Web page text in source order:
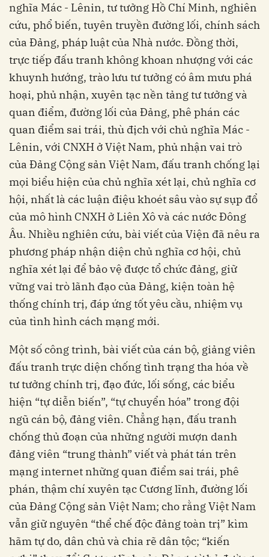
nghĩa Mác - Lênin, tư tưởng Hồ Chí Minh, nghiên
cứu, phổ biến, tuyên truyền đường lối, chính sách
của Đảng, pháp luật của Nhà nước. Đồng thời,
trực tiếp đấu tranh không khoan nhượng với các
khuynh hướng, trào lưu tư tưởng có âm mưu phá
hoại, phủ nhận, xuyên tạc nền tảng tư tưởng và
quan điểm, đường lối của Đảng, phê phán các
quan điểm sai trái, thù địch với chủ nghĩa Mác -
Lênin, với CNXH ở Việt Nam, phủ nhận vai trò
của Đảng Cộng sản Việt Nam, đấu tranh chống lại
mọi biểu hiện của chủ nghĩa xét lại, chủ nghĩa cơ
hội, nhất là các luận điệu khoét sâu vào sự sụp đổ
của mô hình CNXH ở Liên Xô và các nước Đông
Âu. Nhiều nghiên cứu, bài viết của Viện đã nêu ra
phương pháp nhận diện chủ nghĩa cơ hội, chủ
nghĩa xét lại để bảo vệ được tổ chức đảng, giữ
vững vai trò lãnh đạo của Đảng, kiện toàn hệ
thống chính trị, đáp ứng tốt yêu cầu, nhiệm vụ
của tình hình cách mạng mới.
Một số công trình, bài viết của cán bộ, giảng viên
đấu tranh trực diện chống tình trạng tha hóa về
tư tưởng chính trị, đạo đức, lối sống, các biểu
hiện “tự diễn biến”, “tự chuyển hóa” trong đội
ngũ cán bộ, đảng viên. Chẳng hạn, đấu tranh
chống thủ đoạn của những người mượn danh
đảng viên “trung thành” viết và phát tán trên
mạng internet những quan điểm sai trái, phê
phán, thậm chí xuyên tạc Cương lĩnh, đường lối
của Đảng Cộng sản Việt Nam; cho rằng Việt Nam
vẫn giữ nguyên “thể chế độc đảng toàn trị” kìm
hãm tự do, dân chủ và chia rẽ dân tộc; “kiến